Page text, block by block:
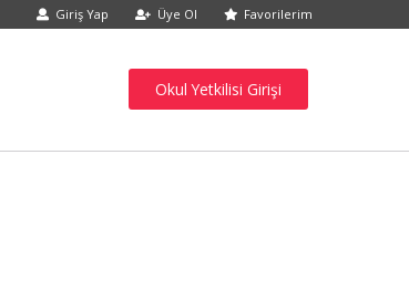
Giriş Yap Üye Ol Favorilerim
Okul Yetkilisi Girişi